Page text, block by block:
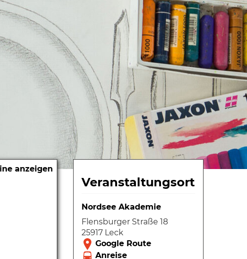
anzeigen
Veranstaltungsort
Nordsee Akademie
Flensburger Straße 18
25917 Leck